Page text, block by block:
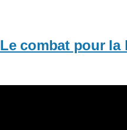
Le combat pour la